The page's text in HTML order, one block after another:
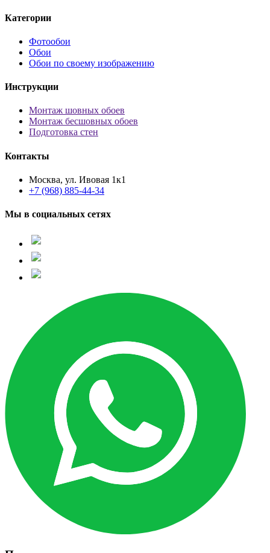
Категории
Фотообои
Обои
Обои по своему изображению
Инструкции
Монтаж шовных обоев
Монтаж бесшовных обоев
Подготовка стен
Контакты
Москва, ул. Ивовая 1к1
+7 (968) 885-44-34
Мы в социальных сетях